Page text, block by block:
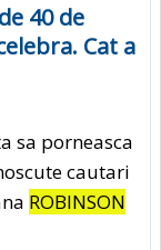
40 de
Cat a
sa porneasca
cautari
ROBINSON